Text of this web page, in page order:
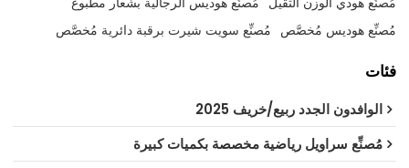
مُصنِّع هوديس مُخصَّص مُصنِّع سويت شيرت برقبة دائرية مُخصَّص
فئات
الوافدون الجدد ربيع/خريف 2025
مُصنِّع سراويل رياضية مخصصة بكميات كبيرة